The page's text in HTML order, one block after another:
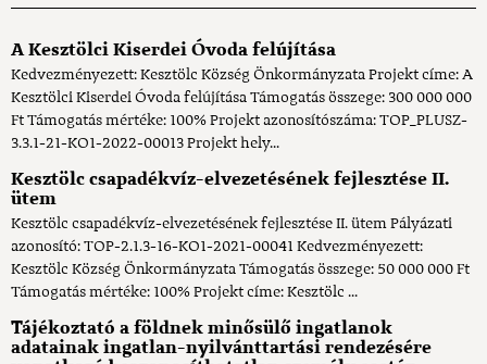
A Kesztölci Kiserdei Óvoda felújítása
Kedvezményezett: Kesztölc Község Önkormányzata Projekt címe: A
Kesztölci Kiserdei Óvoda felújítása Támogatás összege: 300 000 000
Ft Támogatás mértéke: 100% Projekt azonosítószáma: TOP_PLUSZ-
3.3.1-21-KO1-2022-00013 Projekt hely...
Kesztölc csapadékvíz-elvezetésének fejlesztése II.
ütem
Kesztölc csapadékvíz-elvezetésének fejlesztése II. ütem Pályázati
azonosító: TOP-2.1.3-16-KO1-2021-00041 Kedvezményezett:
Kesztölc Község Önkormányzata Támogatás összege: 50 000 000 Ft
Támogatás mértéke: 100% Projekt címe: Kesztölc ...
Tájékoztató a földnek minősülő ingatlanok
adatainak ingatlan-nyilvánttartási rendezésére